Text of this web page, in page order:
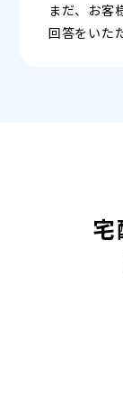
まだ、お客
回答をいた